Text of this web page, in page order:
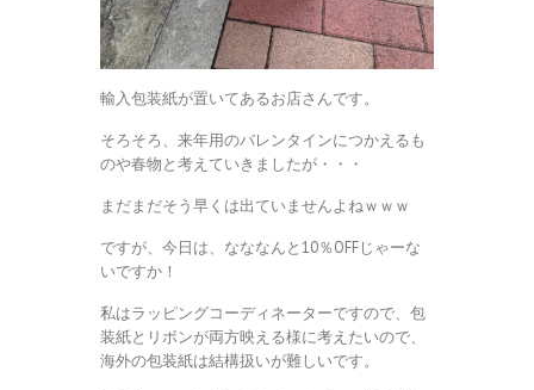
輸入包装紙が置いてあるお店さんです。
そろそろ、来年用のバレンタインにつかえるも
のや春物と考えていきましたが・・・
まだまだそう早くは出ていませんよねｗｗｗ
ですが、今日は、なななんと10％OFFじゃーな
いですか！
私はラッピングコーディネーターですので、包
装紙とリボンが両方映える様に考えたいので、
海外の包装紙は結構扱いが難しいです。